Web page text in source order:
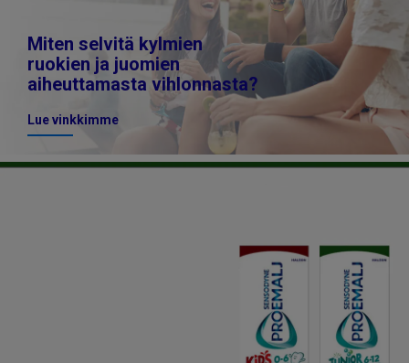
Miten selvitä kylmien
ruokien ja juomien
aiheuttamasta vihlonnasta?
Lue vinkkimme